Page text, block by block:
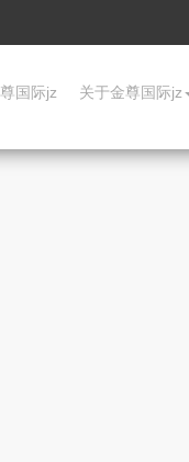
国际jz 关于金尊国际jz